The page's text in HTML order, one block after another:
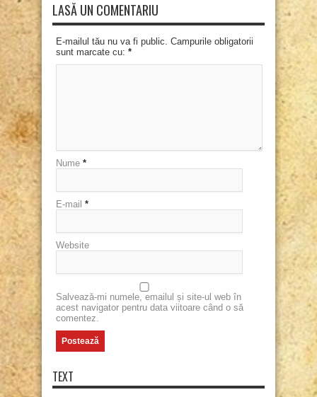
LASĂ UN COMENTARIU
E-mailul tău nu va fi public. Campurile obligatorii
sunt marcate cu: *
Nume *
E-mail *
Website
Salvează-mi numele, emailul și site-ul web în
acest navigator pentru data viitoare când o să
comentez.
TEXT